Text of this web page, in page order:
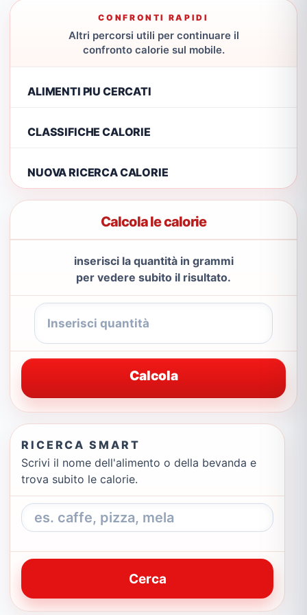
CONFRONTI RAPIDI
Altri percorsi utili per continuare il
confronto calorie sul mobile.
ALIMENTI PIU CERCATI
CLASSIFICHE CALORIE
NUOVA RICERCA CALORIE
Calcola le calorie
inserisci la quantità in grammi
per vedere subito il risultato.
Calcola
RICERCA SMART
Scrivi il nome dell'alimento o della bevanda e
trova subito le calorie.
Cerca